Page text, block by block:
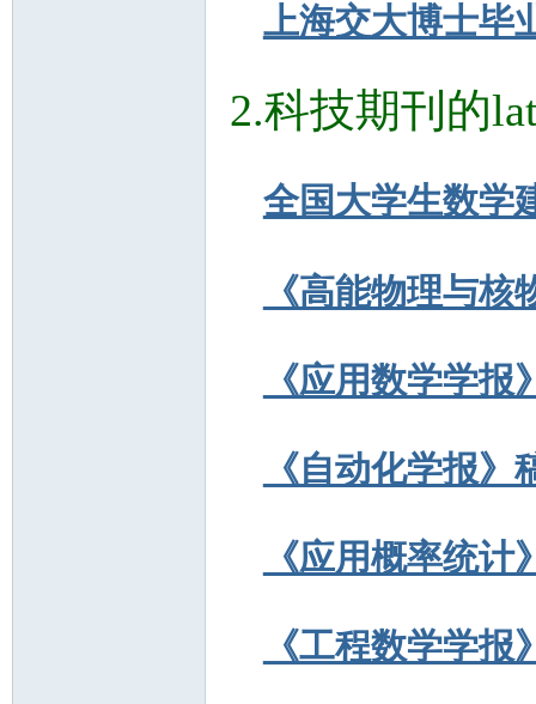
上海交大博士毕
2.科技期刊的
全国大学生数学
《高能物理与核
《应用数学学报
《自动化学报》
《应用概率统计
《工程数学学报